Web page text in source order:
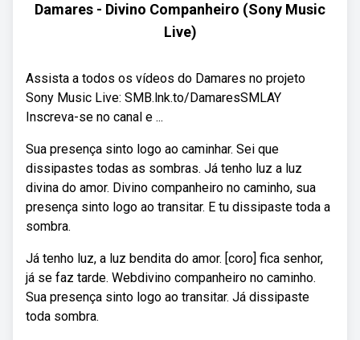
Damares - Divino Companheiro (Sony Music
Live)
Assista a todos os vídeos do Damares no projeto
Sony Music Live: SMB.lnk.to/DamaresSMLAY
Inscreva-se no canal e ...
Sua presença sinto logo ao caminhar. Sei que
dissipastes todas as sombras. Já tenho luz a luz
divina do amor. Divino companheiro no caminho, sua
presença sinto logo ao transitar. E tu dissipaste toda a
sombra.
Já tenho luz, a luz bendita do amor. [coro] fica senhor,
já se faz tarde. Webdivino companheiro no caminho.
Sua presença sinto logo ao transitar. Já dissipaste
toda sombra.